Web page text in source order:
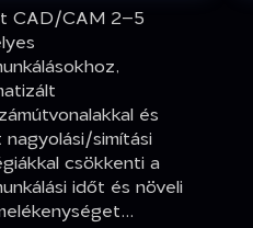
CAD/CAM 2–5
és
simítási
csökkenti a
időt és növeli